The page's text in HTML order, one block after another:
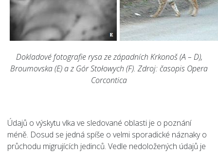
Dokladové fotografie rysa ze západních Krkonoš (A – D),
Broumovska (E) a z Gór Stołowych (F). Zdroj: časopis Opera
Corcontica
Údajů o výskytu vlka ve sledované oblasti je o poznání
méně. Dosud se jedná spíše o velmi sporadické náznaky o
průchodu migrujících jedinců. Vedle nedoložených údajů je